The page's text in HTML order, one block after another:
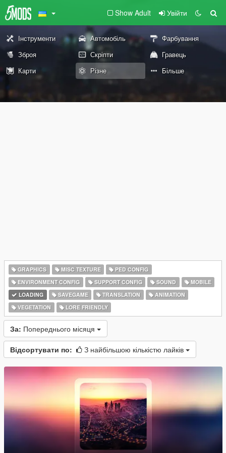
Show Adult Увійти
Інструменти Автомобіль
Фарбування
Зброя
Скріпти
Гравець
Карти
Різне Більше
GRAPHICS MISC TEXTURE
PED CONFIG
ENVIRONMENT CONFIG
SUPPORT CONFIG SOUND
MOBILE
LOADING
SAVEGAME TRANSLATION
ANIMATION
VEGETATION
LORE FRIENDLY
За: Попереднього місяця
Відсортувати по: З найбільшою кількістю лайків